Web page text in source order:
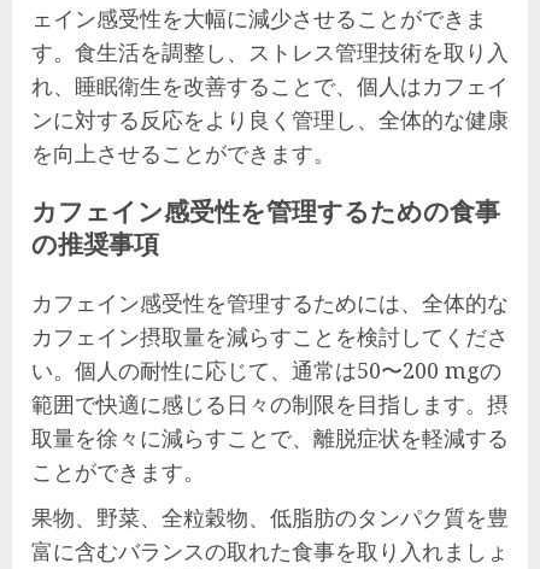
ェイン感受性を大幅に減少させることができま
す。食生活を調整し、ストレス管理技術を取り入
れ、睡眠衛生を改善することで、個人はカフェイ
ンに対する反応をより良く管理し、全体的な健康
を向上させることができます。
カフェイン感受性を管理するための食事
の推奨事項
カフェイン感受性を管理するためには、全体的な
カフェイン摂取量を減らすことを検討してくださ
い。個人の耐性に応じて、通常は50〜200 mgの
範囲で快適に感じる日々の制限を目指します。摂
取量を徐々に減らすことで、離脱症状を軽減する
ことができます。
果物、野菜、全粒穀物、低脂肪のタンパク質を豊
富に含むバランスの取れた食事を取り入れましょ